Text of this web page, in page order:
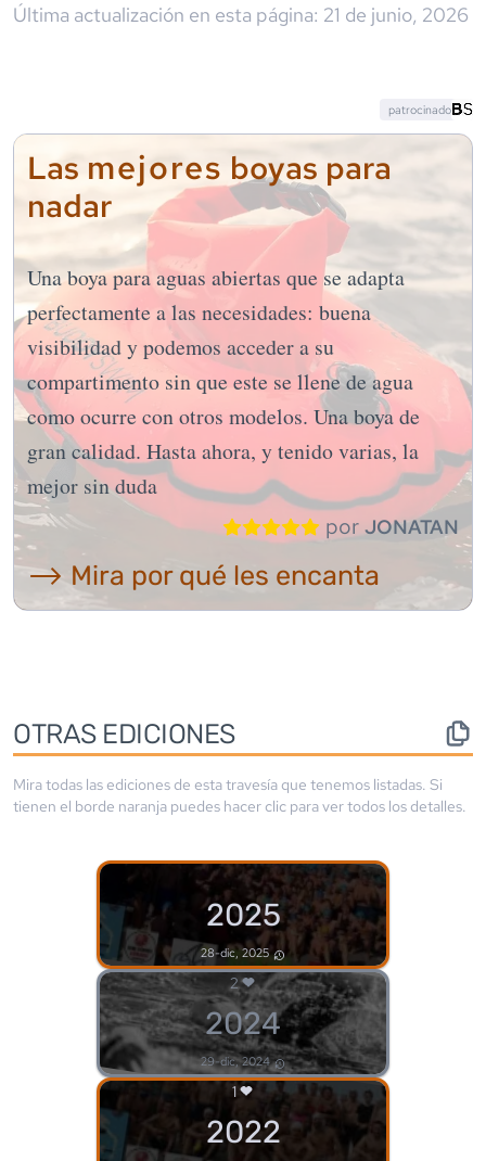
Última actualización en esta página: 21 de junio, 2026
Las mejores boyas para
nadar
Una boya para aguas abiertas que se adapta
perfectamente a las necesidades: buena
visibilidad y podemos acceder a su
compartimento sin que este se llene de agua
como ocurre con otros modelos. Una boya de
gran calidad. Hasta ahora, y tenido varias, la
mejor sin duda
por JONATAN
⟶ Mira por qué les encanta
patrocinado
OTRAS EDICIONES
Mira todas las ediciones de esta travesía que tenemos listadas. Si
tienen el borde naranja puedes hacer clic para ver todos los detalles.
2025
28-dic, 2025
2
2024
29-dic, 2024
1
2022